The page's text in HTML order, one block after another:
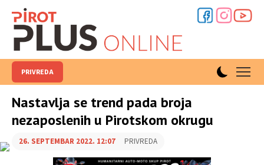
PRIVREDA
Nastavlja se trend pada broja
nezaposlenih u Pirotskom okrugu
26. SEPTEMBAR 2022. 12:07 PRIVREDA